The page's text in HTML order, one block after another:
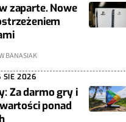
zaparte. Nowe
BANASIAK
SIE 2026
Za darmo gry i
ponad